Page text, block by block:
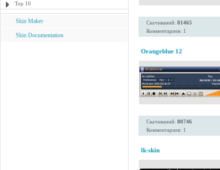
Top 10
Skin Maker
Skin Documentation
Скачиваний: 81465
Комментариев: 1
Orangeblue 12
Скачиваний: 80746
Комментариев: 1
lk-skin